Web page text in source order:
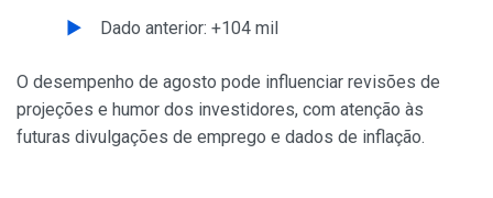
Dado anterior: +104 mil
O desempenho de agosto pode influenciar revisões de
projeções e humor dos investidores, com atenção às
futuras divulgações de emprego e dados de inflação.